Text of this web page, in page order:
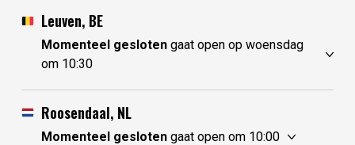
Leuven, BE
Momenteel geslotengaat open op woensdag
om 10:30
maandag
gesloten
dinsdag
woensdag
10:30 - 17:30
Roosendaal, NL
Momenteel geslotengaat open om 10:00